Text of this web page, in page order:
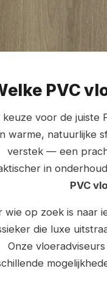
PVC
keuze voor de juiste
warme, natuurlijke
verstek — een
in
PVC
wie op zoek is naar
die luxe
Onze